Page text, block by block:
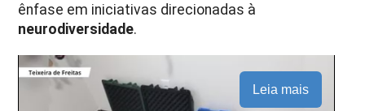
ênfase em iniciativas direcionadas à
neurodiversidade.
Leia mais